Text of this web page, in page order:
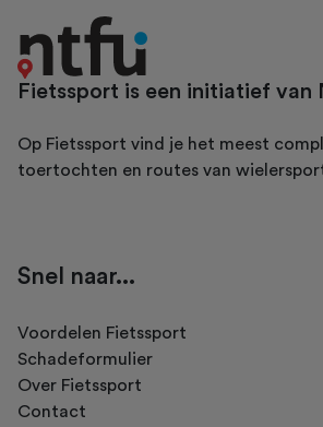
Fietssport is een initiatief van
Op Fietssport vind je het meest
toertochten en routes van
Snel naar...
Voordelen Fietssport
Schadeformulier
Over Fietssport
Contact